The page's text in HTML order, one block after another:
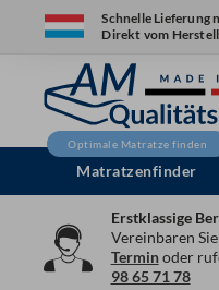
Schnelle Lieferung
Direkt vom
Matratzenfinder
Erstklassige
Vereinbaren
Terminoder
98 65 71 78